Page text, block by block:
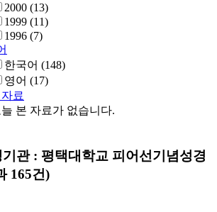
2000 (13)
1999 (11)
1996 (7)
한국어 (148)
영어 (17)
료
늘 본 자료가 없습니다.
기관 : 평택대학교 피어선기념성경
165건)